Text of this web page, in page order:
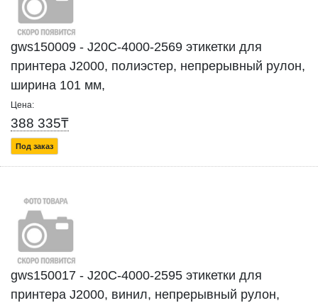
gws150009 - J20C-4000-2569 этикетки для
принтера J2000, полиэстер, непрерывный рулон,
ширина 101 мм,
Цена:
388 335₸
Под заказ
gws150017 - J20C-4000-2595 этикетки для
принтера J2000, винил, непрерывный рулон,